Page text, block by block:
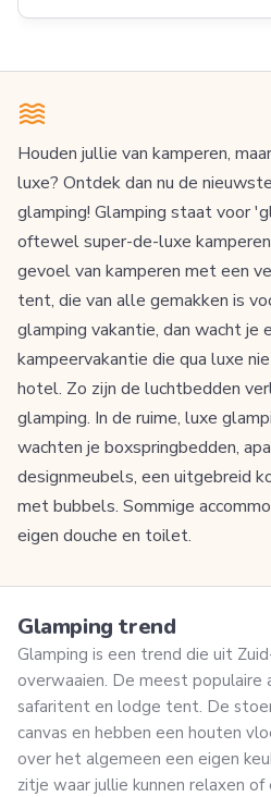
Houden jullie van kamperen,
luxe? Ontdek dan nu de
glamping! Glamping staat voor
oftewel super-de-luxe
gevoel van kamperen met een
tent, die van alle gemakken is
glamping vakantie, dan wacht je
kampeervakantie die qua luxe
hotel. Zo zijn de luchtbedden
glamping. In de ruime, luxe
wachten je boxspringbedden,
designmeubels, een uitgebreid
met bubbels. Sommige
eigen douche en toilet.
Glamping trend
Glamping is een trend die uit
overwaaien. De meest populaire
safaritent en lodge tent. De
canvas en hebben een houten
over het algemeen een eigen
zitje waar jullie kunnen relaxen of